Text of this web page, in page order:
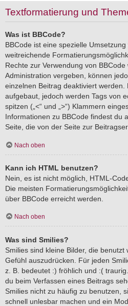
Textformatierung und
Was ist BBCode?
BBCode ist eine spezielle
weitreichende
Rechte zur Verwendung von
Administration vergeben, können
einzelnen Beitrag deaktiviert werden.
aufgebaut, jedoch werden Tags von
spitzen („<“ und „>“) Klammern
Informationen zu BBCode findest du
Seite, die von der Seite zur
Nach oben
Kann ich HTML benutzen?
Nein, es ist nicht möglich, HTML-
Die meisten
über BBCode erreicht werden.
Nach oben
Was sind Smilies?
Smilies sind kleine Bilder, die
Gefühl auszudrücken. Für jeden
z. B. bedeutet :) fröhlich und :(
du beim Verfassen eines Beitrags
Smilies nicht zu häufig zu benutzen,
schnell unlesbar machen und ein